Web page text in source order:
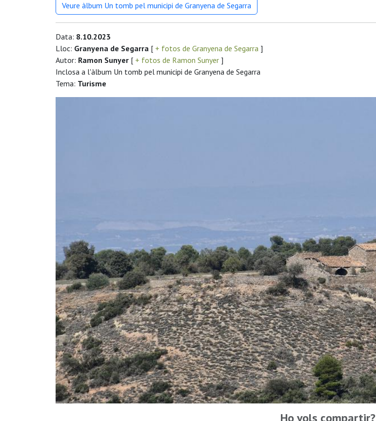
Veure àlbum Un tomb pel municipi de Granyena de Segarra
Data: 8.10.2023
Lloc: Granyena de Segarra [ + fotos de Granyena de Segarra ]
Autor: Ramon Sunyer [ + fotos de Ramon Sunyer ]
Inclosa a l'àlbum Un tomb pel municipi de Granyena de Segarra
Tema: Turisme
Ho vols compartir?